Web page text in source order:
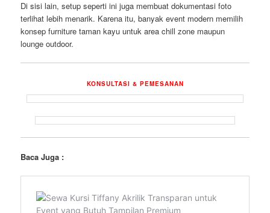
Di sisi lain, setup seperti ini juga membuat dokumentasi foto
terlihat lebih menarik. Karena itu, banyak event modern memilih
konsep furniture taman kayu untuk area chill zone maupun
lounge outdoor.
KONSULTASI & PEMESANAN
Baca Juga :